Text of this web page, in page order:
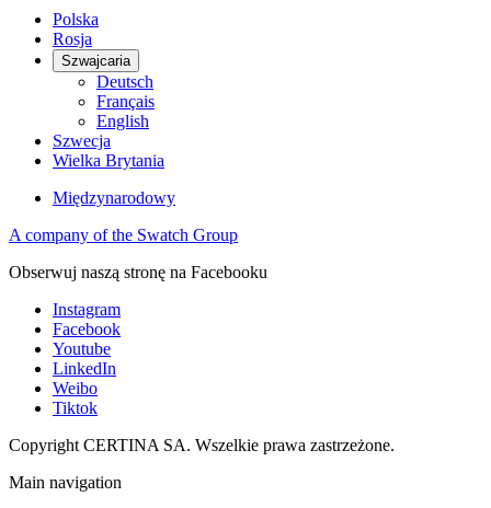
Polska
Rosja
Szwajcaria
Deutsch
Français
English
Szwecja
Wielka Brytania
Międzynarodowy
A company of the Swatch Group
Obserwuj naszą stronę na Facebooku
Instagram
Facebook
Youtube
LinkedIn
Weibo
Tiktok
Copyright CERTINA SA. Wszelkie prawa zastrzeżone.
Main navigation